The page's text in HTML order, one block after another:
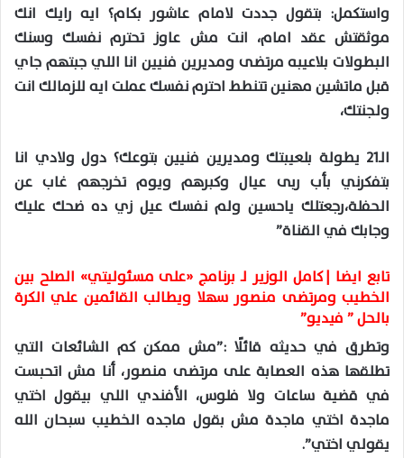
واستكمل: بتقول جددت لامام عاشور بكام؟ ايه رايك انك
موثقتش عقد امام، انت مش عاوز تحترم نفسك وسنك
البطولات بلاعيبه مرتضى ومديرين فنيين انا اللي جبتهم جاي
قبل ماتشين مهنين تتنطط احترم نفسك عملت ايه للزمالك انت
ولجنتك،
الـ21 يطولة بلعيبتك ومديرين فنيين بتوعك؟ دول ولادي انا
بتفكرني بأب ربى عيال وكبرهم ويوم تخرجهم غاب عن
الحفلة،رجعتلك ياحسين ولم نفسك عيل زي ده ضحك عليك
وجابك في القناة”
تابع ايضا |كامل الوزير لـ برنامج «على مسئوليتي» الصلح بين
الخطيب ومرتضى منصور سهلا ويطالب القائمين علي الكرة
بالحل ” فيديو”
وتطرق في حديثه قائلًا :”مش ممكن كم الشائعات التي
تطلقها هذه العصابة على مرتضى منصور، أنا مش اتحبست
في قضية ساعات ولا فلوس، الأفندي اللي بيقول اختي
ماجدة اختي ماجدة مش بقول ماجده الخطيب سبحان الله
يقولي اختي”.